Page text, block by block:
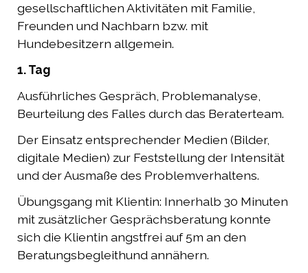
gesellschaftlichen Aktivitäten mit Familie,
Freunden und Nachbarn bzw. mit
Hundebesitzern allgemein.
1. Tag
Ausführliches Gespräch, Problemanalyse,
Beurteilung des Falles durch das Beraterteam.
Der Einsatz entsprechender Medien (Bilder,
digitale Medien) zur Feststellung der Intensität
und der Ausmaße des Problemverhaltens.
Übungsgang mit Klientin: Innerhalb 30 Minuten
mit zusätzlicher Gesprächsberatung konnte
sich die Klientin angstfrei auf 5m an den
Beratungsbegleithund annähern.